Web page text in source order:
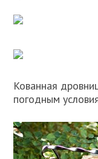
Кованная
погодным